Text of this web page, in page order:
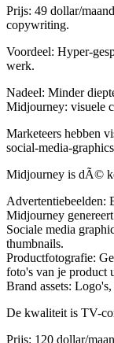
Prijs: 49 dollar/
copywriting.
Voordeel: Hyper-
werk.
Nadeel: Minder
Midjourney: visuele
Marketeers hebben
social-media-
Midjourney is dÃ©
Advertentiebeelden:
Midjourney
Sociale media
thumbnails.
Productfotografie:
foto's van je product
Brand assets: Logo's,
De kwaliteit is TV-
Prijs: 120 dollar/